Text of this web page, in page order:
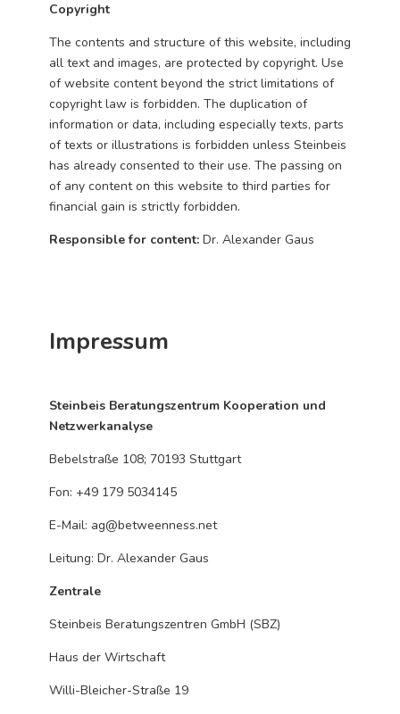
Copyright
The contents and structure of this website, including
all text and images, are protected by copyright. Use
of website content beyond the strict limitations of
copyright law is forbidden. The duplication of
information or data, including especially texts, parts
of texts or illustrations is forbidden unless Steinbeis
has already consented to their use. The passing on
of any content on this website to third parties for
financial gain is strictly forbidden.
Responsible for content: Dr. Alexander Gaus
Impressum
Steinbeis Beratungszentrum Kooperation und
Netzwerkanalyse
Bebelstraße 108; 70193 Stuttgart
Fon: +49 179 5034145
E-Mail: ag@betweenness.net
Leitung: Dr. Alexander Gaus
Zentrale
Steinbeis Beratungszentren GmbH (SBZ)
Haus der Wirtschaft
Willi-Bleicher-Straße 19